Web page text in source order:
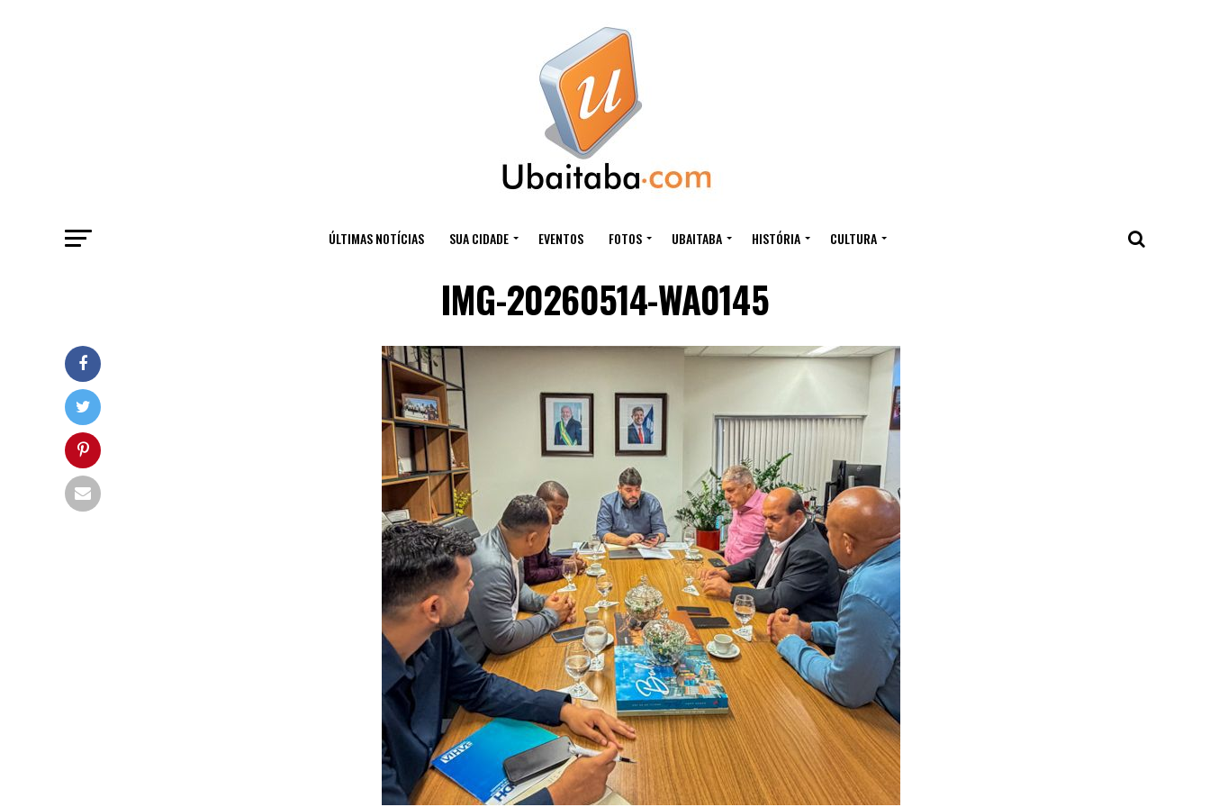
ÚLTIMAS NOTÍCIAS SUA CIDADE EVENTOS FOTOS UBAITABA HISTÓRIA CULTURA
IMG-20260514-WA0145